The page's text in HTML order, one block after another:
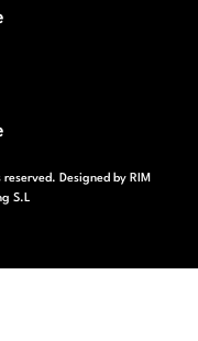
Designed by RIM
S.L